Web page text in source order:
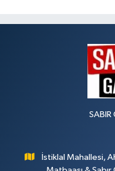
SABIR
İstiklal Mahallesi,